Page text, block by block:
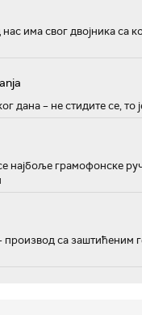
има свог двојника са
дана – не стидите се, то
најбоље грамофонске
производ са заштићеним